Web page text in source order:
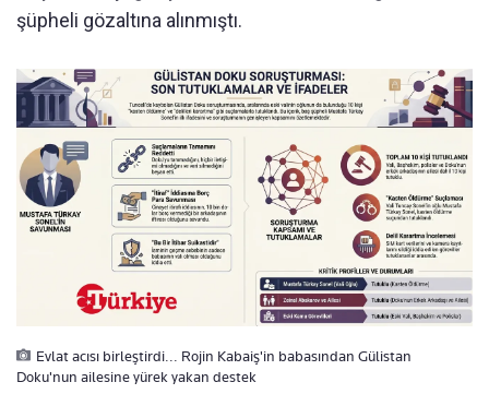
şüpheli gözaltına alınmıştı.
Evlat acısı birleştirdi... Rojin Kabaiş'in babasından Gülistan
Doku'nun ailesine yürek yakan destek